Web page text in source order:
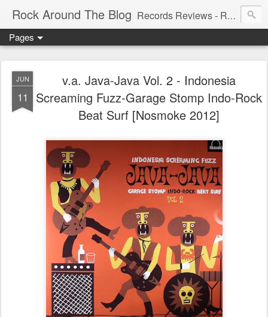
Rock Around The Blog Records Reviews - Running WILD Since 2006!!! - Spreading the wildest New and 60's, Garage, Punk, Psych, Freakbeat, and many other weird sounds.
Pages
JUN
11
v.a. Java-Java Vol. 2 - Indonesia
Screaming Fuzz-Garage Stomp Indo-Rock
Beat Surf [Nosmoke 2012]